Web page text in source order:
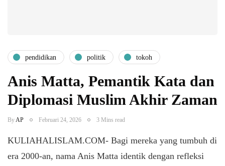
pendidikan politik tokoh
Anis Matta, Pemantik Kata dan
Diplomasi Muslim Akhir Zaman
ByAP Februari 24, 2026 3 Mins read
KULIAHALISLAM.COM- Bagi mereka yang tumbuh di
era 2000-an, nama Anis Matta identik dengan refleksi